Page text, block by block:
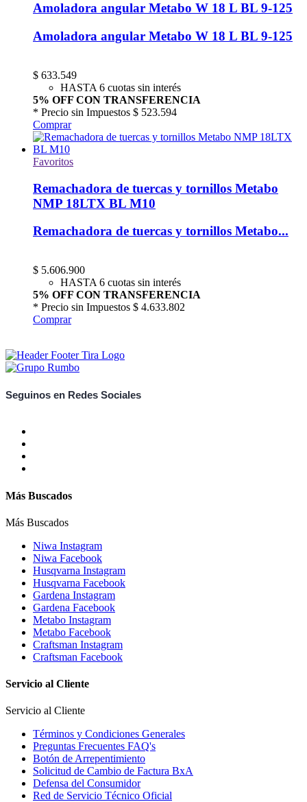
Amoladora angular Metabo W 18 L BL 9-125
Amoladora angular Metabo W 18 L BL 9-125
$ 633.549
HASTA 6 cuotas sin interés
5% OFF CON TRANSFERENCIA
* Precio sin Impuestos $ 523.594
Comprar
Favoritos
Remachadora de tuercas y tornillos Metabo
NMP 18LTX BL M10
Remachadora de tuercas y tornillos Metabo...
$ 5.606.900
HASTA 6 cuotas sin interés
5% OFF CON TRANSFERENCIA
* Precio sin Impuestos $ 4.633.802
Comprar
Seguinos en Redes Sociales
Más Buscados
Más Buscados
Niwa Instagram
Niwa Facebook
Husqvarna Instagram
Husqvarna Facebook
Gardena Instagram
Gardena Facebook
Metabo Instagram
Metabo Facebook
Craftsman Instagram
Craftsman Facebook
Servicio al Cliente
Servicio al Cliente
Términos y Condiciones Generales
Preguntas Frecuentes FAQ's
Botón de Arrepentimiento
Solicitud de Cambio de Factura BxA
Defensa del Consumidor
Red de Servicio Técnico Oficial